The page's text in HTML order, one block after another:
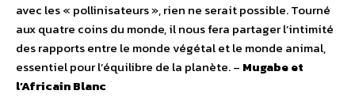
avec les « pollinisateurs », rien ne serait possible. Tourné
aux quatre coins du monde, il nous fera partager l’intimité
des rapports entre le monde végétal et le monde animal,
essentiel pour l’équilibre de la planète. – Mugabe et
l’Africain Blanc